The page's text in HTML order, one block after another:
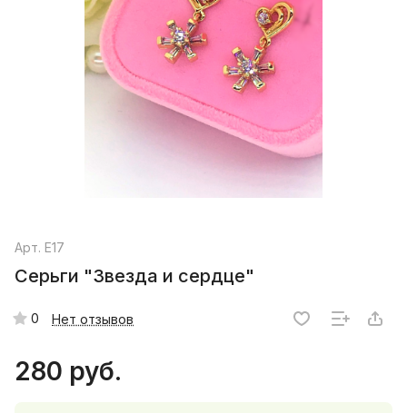
Арт. E17
Серьги "Звезда и сердце"
0 Нет отзывов
280 руб.